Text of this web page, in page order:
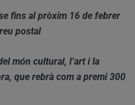
fins al pròxim 16 de febrer
postal
món cultural, l’art i la
que rebrà com a premi 300